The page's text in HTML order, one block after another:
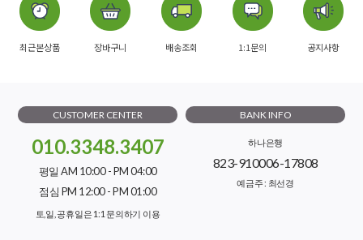
최근본상품 장바구니 배송조회 1:1문의 공지사항
CUSTOMER CENTER
010.3348.3407
평일 AM 10:00 - PM 04:00
점심 PM 12:00 - PM 01:00
토,일, 공휴일은 1:1 문의하기 이용
BANK INFO
하나은행
823-910006-17808
예금주 : 최선경